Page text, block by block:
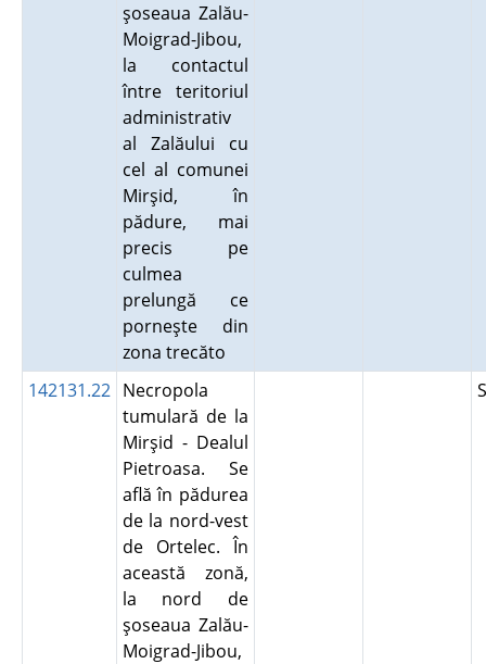
şoseaua Zalău-
Moigrad-Jibou,
la contactul
între teritoriul
administrativ
al Zalăului cu
cel al comunei
Mirşid, în
pădure, mai
precis pe
culmea
prelungă ce
porneşte din
zona trecăto
142131.22 Necropola
tumulară de la
Mirşid - Dealul
Pietroasa. Se
află în pădurea
de la nord-vest
de Ortelec. În
această zonă,
la nord de
şoseaua Zalău-
Moigrad-Jibou,